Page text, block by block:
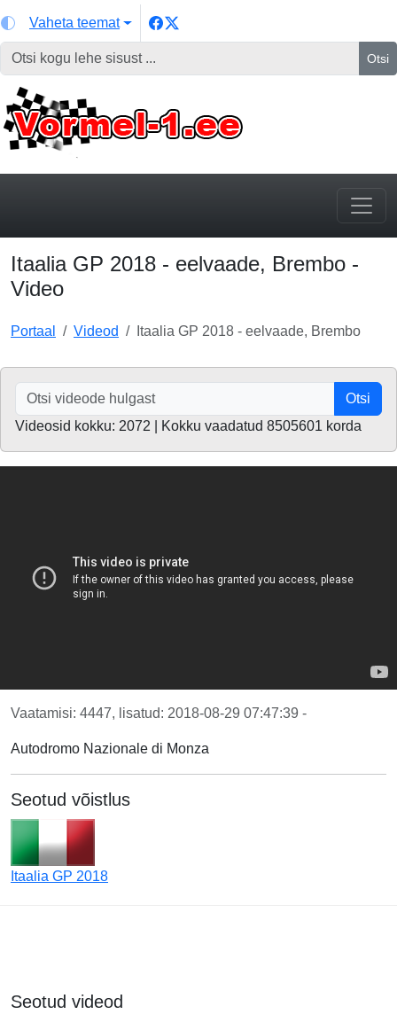
Vaheta teemat
Otsi
Itaalia GP 2018 - eelvaade, Brembo -
Video
Portaal Videod Itaalia GP 2018 - eelvaade, Brembo
Otsi
Videosid kokku: 2072 | Kokku vaadatud 8505601 korda
Vaatamisi: 4447, lisatud: 2018-08-29 07:47:39 -
Autodromo Nazionale di Monza
Seotud võistlus
Itaalia GP 2018
Seotud videod